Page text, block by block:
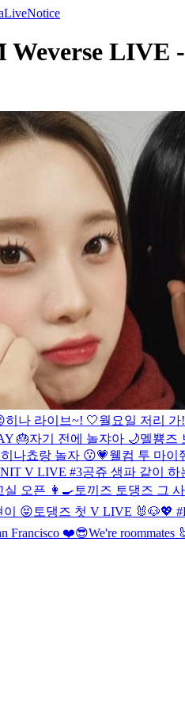
LiveNotice
Weverse LIVE
히나 라이브~! 🤍월요일 저리 가!
🎂자기 전에 놀쟈아 🌙멜뿅즈
히나쵸랑 놀자 😗💗웰컴 투 마이
V LIVE #3공쥬 생파 같이 하
실 오픈 👩‍🍳 토끼즈 토댕즈 그
이 😝 토댕즈 첫 V LIVE 🐰🐶💖
Francisco ❤️😎We're roommates